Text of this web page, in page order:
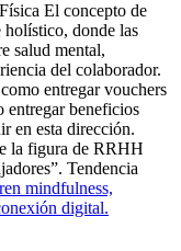
El concepto de
holístico, donde las
salud mental,
del colaborador.
entregar vouchers
entregar beneficios
en esta dirección.
la figura de RRHH
Tendencia
mindfulness,
digital.